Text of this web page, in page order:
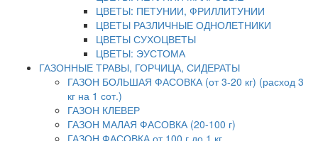
ЦВЕТЫ: ПЕТУНИИ, ФРИЛЛИТУНИИ
ЦВЕТЫ РАЗЛИЧНЫЕ ОДНОЛЕТНИКИ
ЦВЕТЫ СУХОЦВЕТЫ
ЦВЕТЫ: ЭУСТОМА
ГАЗОННЫЕ ТРАВЫ, ГОРЧИЦА, СИДЕРАТЫ
ГАЗОН БОЛЬШАЯ ФАСОВКА (от 3-20 кг) (расход 3
кг на 1 сот.)
ГАЗОН КЛЕВЕР
ГАЗОН МАЛАЯ ФАСОВКА (20-100 г)
ГАЗОН ФАСОВКА от 100 г до 1 кг